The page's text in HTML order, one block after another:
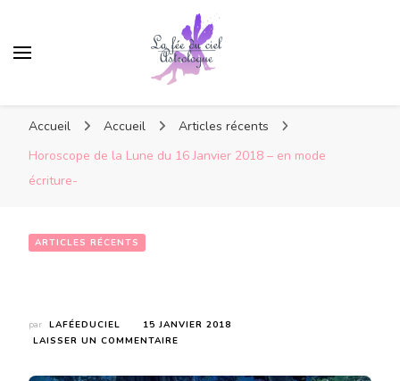
Accueil Accueil
Articles récents
Horoscope de la Lune du 16 Janvier 2018 – en mode
écriture-
ARTICLES RÉCENTS
par LAFÉEDUCIEL
15 JANVIER 2018
LAISSER UN COMMENTAIRE